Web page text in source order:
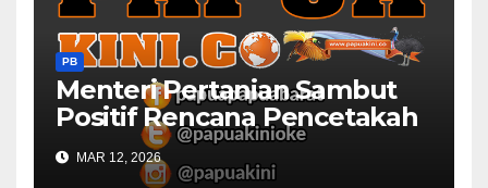
PB
Menteri Pertanian Sambut
Positif Rencana Pencetakah
Sawah dan Ladang di Papua
Barat
MAR 12, 2026